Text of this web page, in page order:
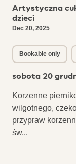
Artystyczna
dzieci
Dec 20, 2025
Bookable only
sobota 20
Korzenne
wilgotnego,
przypraw
św...